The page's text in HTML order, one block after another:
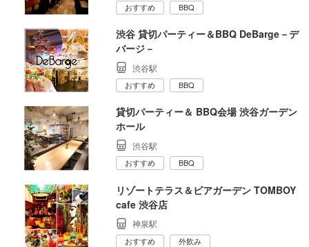
おすすめ BBQ
渋谷 貸切パーティー＆BBQ DeBarge－デ
バージ－
渋谷駅
おすすめ BBQ
貸切パーティー＆ BBQ会場 渋谷ガーデン
ホール
渋谷駅
おすすめ BBQ
リゾートテラス＆ビアガーデン TOMBOY
cafe 渋谷店
神泉駅
おすすめ 外飲み